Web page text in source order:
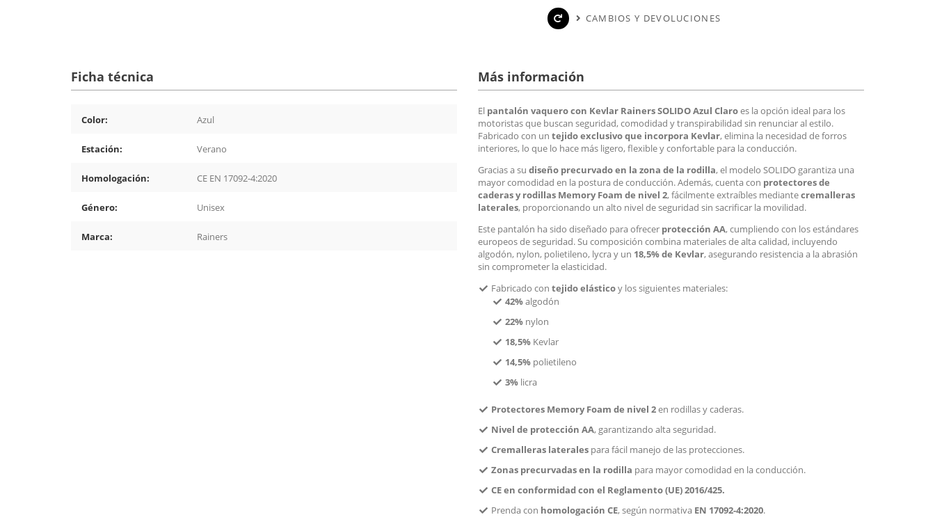
CAMBIOS Y DEVOLUCIONES
Ficha técnica
Color: Azul
Estación: Verano
Homologación: CE EN 17092-4:2020
Género: Unisex
Marca: Rainers
Más información
El pantalón vaquero con Kevlar Rainers SOLIDO Azul Claroes la opción ideal para los
motoristas que buscan seguridad, comodidad y transpirabilidad sin renunciar al estilo.
Fabricado con un tejido exclusivo que incorpora Kevlar, elimina la necesidad de forros
interiores, lo que lo hace más ligero, flexible y confortable para la conducción.
Gracias a su diseño precurvado en la zona de la rodilla, el modelo SOLIDO garantiza una
mayor comodidad en la postura de conducción. Además, cuenta con protectores de
caderas y rodillas Memory Foam de nivel 2, fácilmente extraíbles mediantecremalleras
laterales, proporcionando un alto nivel de seguridad sin sacrificar la movilidad.
Este pantalón ha sido diseñado para ofrecer protección AA, cumpliendo con los estándares
europeos de seguridad. Su composición combina materiales de alta calidad, incluyendo
algodón, nylon, polietileno, lycra y un 18,5% de Kevlar, asegurando resistencia a la abrasión
sin comprometer la elasticidad.
Fabricado con tejido elásticoy los siguientes materiales:
42%algodón
22% nylon
18,5% Kevlar
14,5% polietileno
3% licra
Protectores Memory Foam de nivel 2en rodillas y caderas.
Nivel de protección AA, garantizando alta seguridad.
Cremalleras laterales para fácil manejo de las protecciones.
Zonas precurvadas en la rodilla para mayor comodidad en la conducción.
CE en conformidad con el Reglamento (UE) 2016/425.
Prenda con homologación CE, según normativa EN 17092-4:2020.